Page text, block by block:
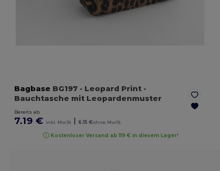
Bagbase BG197 - Leopard Print -
Bauchtasche mit Leopardenmuster
Bereits ab
7.19 € inkl. MwSt | 6.15 €ohne MwSt
Kostenloser Versand ab 119 € in diesem Lager!